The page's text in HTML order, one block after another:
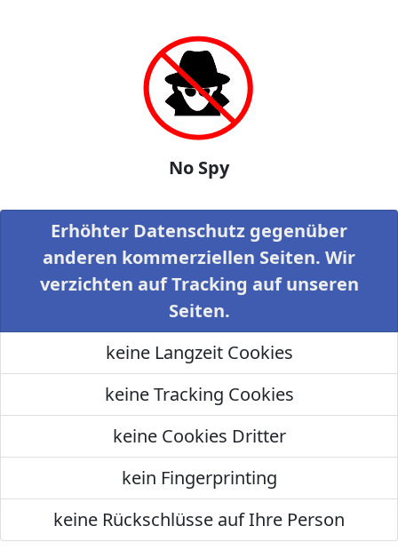
No Spy
Erhöhter Datenschutz gegenüber
anderen kommerziellen Seiten. Wir
verzichten auf Tracking auf unseren
Seiten.
keine Langzeit Cookies
keine Tracking Cookies
keine Cookies Dritter
kein Fingerprinting
keine Rückschlüsse auf Ihre Person